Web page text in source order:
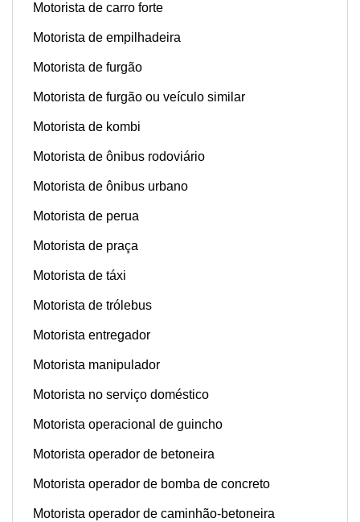
Motorista de carro forte
Motorista de empilhadeira
Motorista de furgão
Motorista de furgão ou veículo similar
Motorista de kombi
Motorista de ônibus rodoviário
Motorista de ônibus urbano
Motorista de perua
Motorista de praça
Motorista de táxi
Motorista de trólebus
Motorista entregador
Motorista manipulador
Motorista no serviço doméstico
Motorista operacional de guincho
Motorista operador de betoneira
Motorista operador de bomba de concreto
Motorista operador de caminhão-betoneira